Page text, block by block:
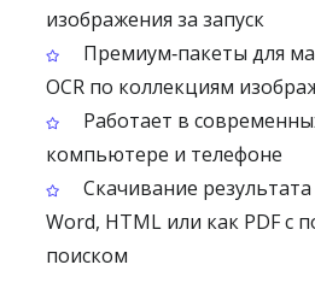
изображения за запуск
Премиум‑пакеты для
OCR по коллекциям
Работает в
компьютере и телефоне
Скачивание
Word, HTML или как PDF с
поиском